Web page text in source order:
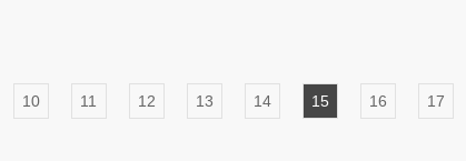
10 11 12 13 14 15 16 17